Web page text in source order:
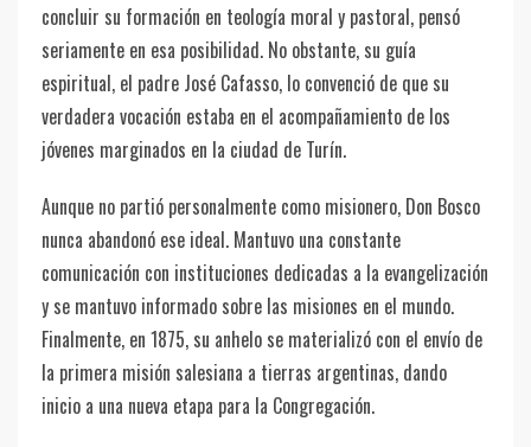
concluir su formación en teología moral y pastoral, pensó
seriamente en esa posibilidad. No obstante, su guía
espiritual, el padre José Cafasso, lo convenció de que su
verdadera vocación estaba en el acompañamiento de los
jóvenes marginados en la ciudad de Turín.
Aunque no partió personalmente como misionero, Don Bosco
nunca abandonó ese ideal. Mantuvo una constante
comunicación con instituciones dedicadas a la evangelización
y se mantuvo informado sobre las misiones en el mundo.
Finalmente, en 1875, su anhelo se materializó con el envío de
la primera misión salesiana a tierras argentinas, dando
inicio a una nueva etapa para la Congregación.